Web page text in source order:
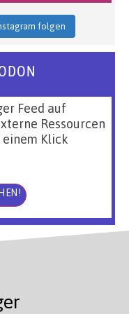
folgen
Feed auf
Ressourcen
Klick